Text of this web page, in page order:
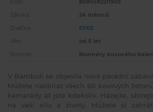
EAN:
8595582211903
Záruka:
24 měsíců
Značka:
EPEE
Věk:
od 5 let
Rozměr:
Rozměry kusového
V Bambuli se objevila nová parádní
Můžete nasbírat všech 60 kovových
kamarády ať jste kdekoliv. Házejte,
na vaší sílu a životy. Můžete si